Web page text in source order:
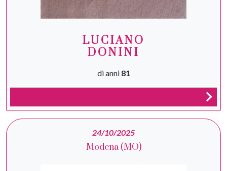
LUCIANO
DONINI
di anni 81
24/10/2025
Modena (MO)